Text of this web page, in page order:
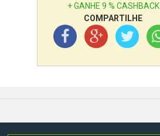
+ GANHE 9 % CASHBACK
COMPARTILHE